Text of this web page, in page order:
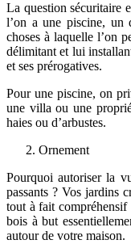
La question sécuritaire
l’on a une piscine, un
choses à laquelle l’on
délimitant et lui
et ses prérogatives.
Pour une piscine, on
une villa ou une
haies ou d’arbustes.
Ornement
Pourquoi autoriser la
passants ? Vos jardins
tout à fait
bois à but
autour de votre maison.